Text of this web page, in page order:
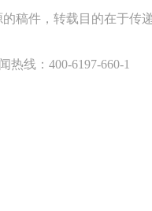
稿件，转载目的在于
线：400-6197-660-1